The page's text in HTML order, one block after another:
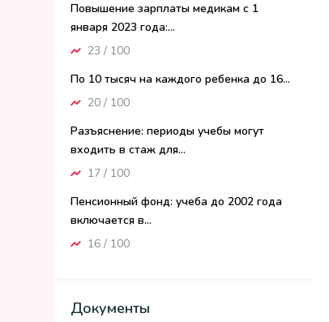
Повышение зарплаты медикам с 1
января 2023 года:...
23 / 100
По 10 тысяч на каждого ребенка до 16...
20 / 100
Разъяснение: периоды учебы могут
входить в стаж для...
17 / 100
Пенсионный фонд: учеба до 2002 года
включается в...
16 / 100
Документы